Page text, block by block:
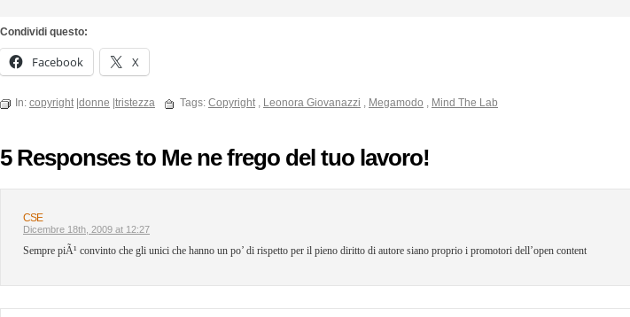
Condividi questo:
Facebook X
In: copyright donne tristezza Tags: Copyright , Leonora Giovanazzi , Megamodo , Mind The Lab
5 Responses to Me ne frego del tuo lavoro!
CSE
Dicembre 18th, 2009 at 12:27
Sempre piÃ¹ convinto che gli unici che hanno un po’ di rispetto per il pieno diritto di autore siano proprio i promotori dell’open content